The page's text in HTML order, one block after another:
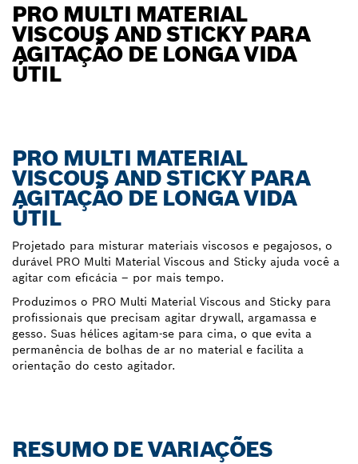
PRO MULTI MATERIAL
VISCOUS AND STICKY PARA
AGITAÇÃO DE LONGA VIDA
ÚTIL
PRO MULTI MATERIAL
VISCOUS AND STICKY PARA
AGITAÇÃO DE LONGA VIDA
ÚTIL
Projetado para misturar materiais viscosos e pegajosos, o
durável PRO Multi Material Viscous and Sticky ajuda você a
agitar com eficácia – por mais tempo.
Produzimos o PRO Multi Material Viscous and Sticky para
profissionais que precisam agitar drywall, argamassa e
gesso. Suas hélices agitam-se para cima, o que evita a
permanência de bolhas de ar no material e facilita a
orientação do cesto agitador.
RESUMO DE VARIAÇÕES